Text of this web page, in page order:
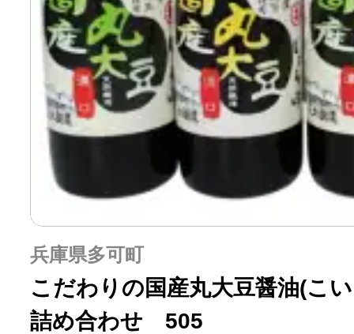
兵庫県多可町
こだわりの国産丸大豆醤油(こ
詰め合わせ 505